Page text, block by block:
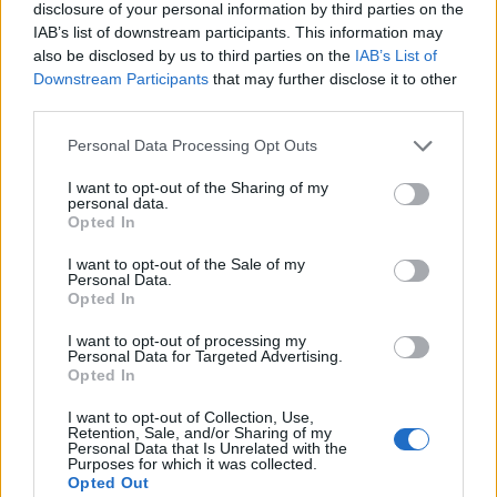
disclosure of your personal information by third parties on the
IAB’s list of downstream participants. This information may
also be disclosed by us to third parties on the IAB’s List of
Downstream Participants that may further disclose it to other
Personal Data Processing Opt Outs
I want to opt-out of the Sharing of my
personal data.
Opted In
I want to opt-out of the Sale of my
Personal Data.
Opted In
I want to opt-out of processing my
Personal Data for Targeted Advertising.
Opted In
I want to opt-out of Collection, Use,
Retention, Sale, and/or Sharing of my
Personal Data that Is Unrelated with the
Purposes for which it was collected.
Opted Out
ΑΤΖΕΝΤΑ
Το «χρυσό» μέλι της Αγρας σε
μια ξεχωριστή γευσιγνωσία στο
Σίγρι
βιολογικού μελιού «Μελ-Ισσα»
φρούτα την Τρίτη 11 Αυγούστου
Απολιθωμένου Δάσους Λέσβου
Ερεσός και Πλωμάρι στον
πανελλαδικό χάρτη αλληλεγγύης
προς την Παλαιστίνη
συγκεντρώσεις διοργανώθηκαν σε
106 σημεία της χώρας
ΑΣΤΥΝΟΜΙΑ
Σαρωτικοί έλεγχοι για κράνος
στα νησιά του Βορειοανατολικού